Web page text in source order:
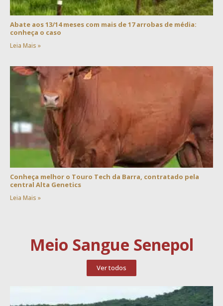
Abate aos 13/14 meses com mais de 17 arrobas de média:
conheça o caso
Leia Mais »
Conheça melhor o Touro Tech da Barra, contratado pela
central Alta Genetics
Leia Mais »
Meio Sangue Senepol
Ver todos